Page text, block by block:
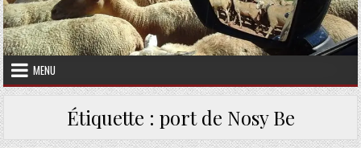
MENU
Étiquette : port de Nosy Be